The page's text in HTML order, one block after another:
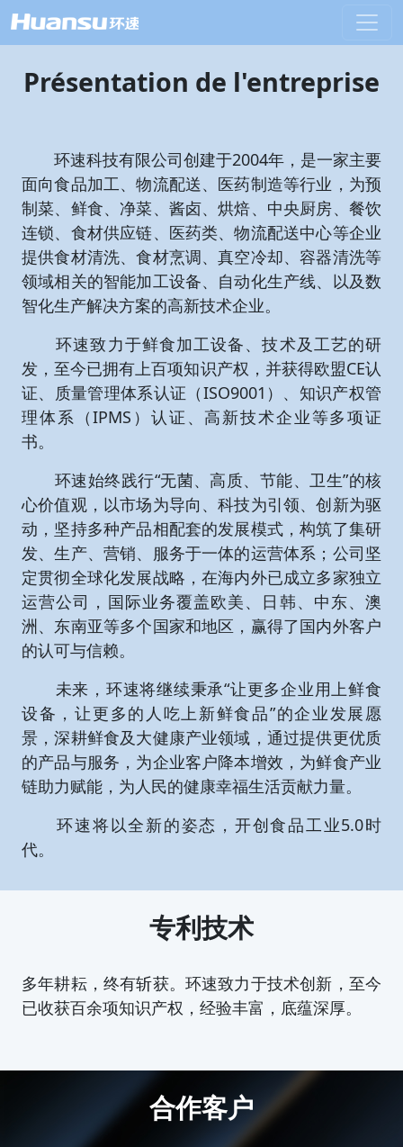
Présentation de l'entreprise
环速科技有限公司创建于2004年，是一家主要
面向食品加工、物流配送、医药制造等行业，为预
制菜、鲜食、净菜、酱卤、烘焙、中央厨房、餐饮
连锁、食材供应链、医药类、物流配送中心等企业
提供食材清洗、食材烹调、真空冷却、容器清洗等
领域相关的智能加工设备、自动化生产线、以及数
智化生产解决方案的高新技术企业。
环速致力于鲜食加工设备、技术及工艺的研
发，至今已拥有上百项知识产权，并获得欧盟CE认
证、质量管理体系认证（ISO9001）、知识产权管
理体系（IPMS）认证、高新技术企业等多项证
书。
环速始终践行“无菌、高质、节能、卫生”的核
心价值观，以市场为导向、科技为引领、创新为驱
动，坚持多种产品相配套的发展模式，构筑了集研
发、生产、营销、服务于一体的运营体系；公司坚
定贯彻全球化发展战略，在海内外已成立多家独立
运营公司，国际业务覆盖欧美、日韩、中东、澳
洲、东南亚等多个国家和地区，赢得了国内外客户
的认可与信赖。
未来，环速将继续秉承“让更多企业用上鲜食
设备，让更多的人吃上新鲜食品”的企业发展愿
景，深耕鲜食及大健康产业领域，通过提供更优质
的产品与服务，为企业客户降本增效，为鲜食产业
链助力赋能，为人民的健康幸福生活贡献力量。
环速将以全新的姿态，开创食品工业5.0时
代。
专利技术
多年耕耘，终有斩获。环速致力于技术创新，至今
已收获百余项知识产权，经验丰富，底蕴深厚。
合作客户